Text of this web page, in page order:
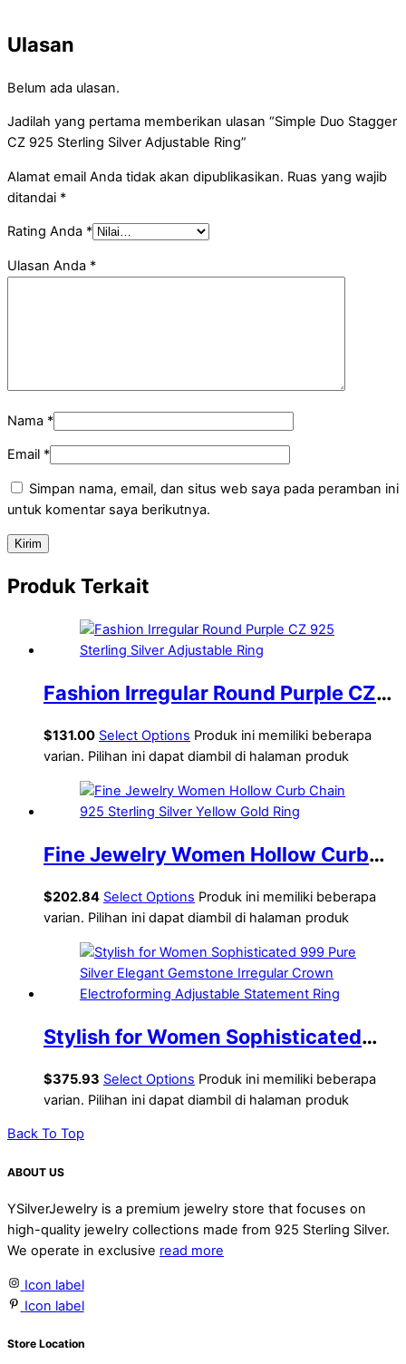
Ulasan
Belum ada ulasan.
Jadilah yang pertama memberikan ulasan “Simple Duo Stagger
CZ 925 Sterling Silver Adjustable Ring”
Alamat email Anda tidak akan dipublikasikan. Ruas yang wajib
ditandai *
Rating Anda *
Ulasan Anda *
Nama *
Email *
Simpan nama, email, dan situs web saya pada peramban ini
untuk komentar saya berikutnya.
Produk Terkait
Fashion Irregular Round Purple CZ
925 Sterling Silver Adjustable Ring
$131.00 Select Options Produk ini memiliki beberapa
varian. Pilihan ini dapat diambil di halaman produk
Fine Jewelry Women Hollow Curb
Chain 925 Sterling Silver Yellow
Gold Ring
$202.84 Select Options Produk ini memiliki beberapa
varian. Pilihan ini dapat diambil di halaman produk
Stylish for Women Sophisticated
999 Pure Silver Elegant Gemstone
Irregular Crown Electroforming
Adjustable Statement Ring
$375.93 Select Options Produk ini memiliki beberapa
varian. Pilihan ini dapat diambil di halaman produk
Back To Top
ABOUT US
YSilverJewelry is a premium jewelry store that focuses on
high-quality jewelry collections made from 925 Sterling Silver.
We operate in exclusive read more
Icon label
Icon label
Store Location